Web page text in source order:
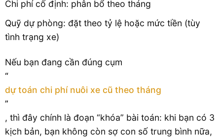
Chi phí cố định: phân bổ theo tháng
Quỹ dự phòng: đặt theo tỷ lệ hoặc mức tiền (tùy
tình trạng xe)
Nếu bạn đang cần đúng cụm
“
dự toán chi phí nuôi xe cũ theo tháng
”
, thì đây chính là đoạn “khóa” bài toán: khi bạn có 3
kịch bản, bạn không còn sợ con số trung bình nữa,